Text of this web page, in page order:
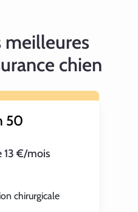
meilleures
chien
50
13 €/mois
chirurgicale